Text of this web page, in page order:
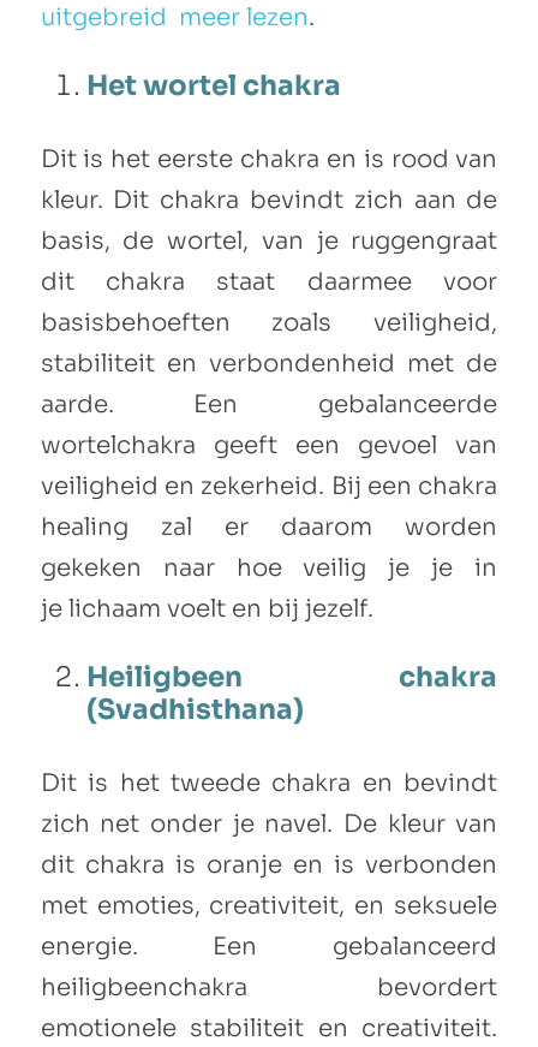
uitgebreid meer lezen.
Het wortel chakra
Dit is het eerste chakra en is rood van
kleur. Dit chakra bevindt zich aan de
basis, de wortel, van je ruggengraat
dit chakra staat daarmee voor
basisbehoeften zoals veiligheid,
stabiliteit en verbondenheid met de
aarde. Een gebalanceerde
wortelchakra geeft een gevoel van
veiligheid en zekerheid. Bij een chakra
healing zal er daarom worden
gekeken naar hoe veilig je je in
je lichaam voelt en bij jezelf.
Heiligbeen chakra
(Svadhisthana)
Dit is het tweede chakra en bevindt
zich net onder je navel. De kleur van
dit chakra is oranje en is verbonden
met emoties, creativiteit, en seksuele
energie. Een gebalanceerd
heiligbeenchakra bevordert
emotionele stabiliteit en creativiteit.